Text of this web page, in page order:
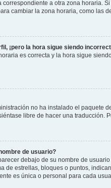
correspondiente a otra zona horaria.
cambiar la zona horaria, como las
¡pero la hora sigue siendo
es correcta y la hora sigue
no ha instalado el paquete
libre de hacer una traducción.
de usuario?
debajo de su nombre de
de estrellas, bloques o puntos,
es única o personal para cada